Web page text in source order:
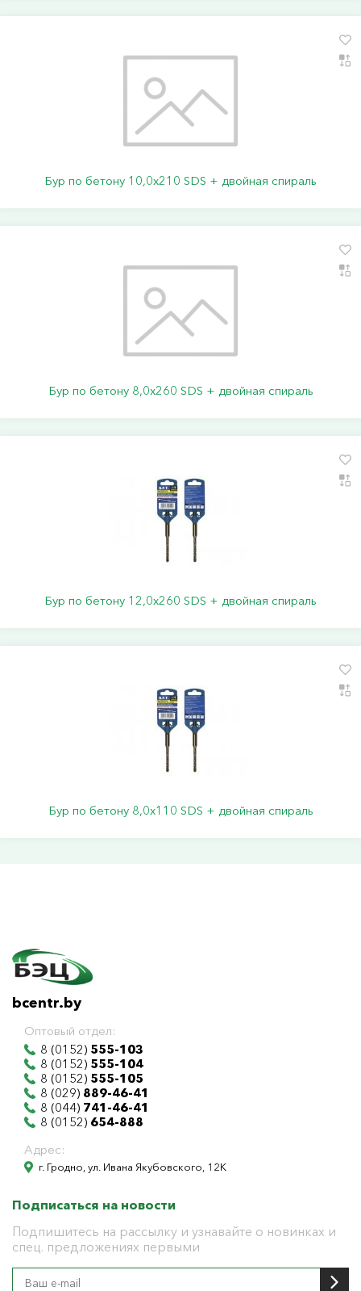
Бур по бетону 10,0х210 SDS + двойная спираль
Бур по бетону 8,0х260 SDS + двойная спираль
Бур по бетону 12,0х260 SDS + двойная спираль
Бур по бетону 8,0х110 SDS + двойная спираль
bcentr.by
Оптовый отдел:
8 (0152) 555-103
8 (0152) 555-104
8 (0152) 555-105
8 (029) 889-46-41
8 (044) 741-46-41
8 (0152) 654-888
Адрес:
г. Гродно, ул. Ивана Якубовского, 12К
Подписаться на новости
Подпишитесь на рассылку и узнавайте о новинках и
спец. предложениях первыми